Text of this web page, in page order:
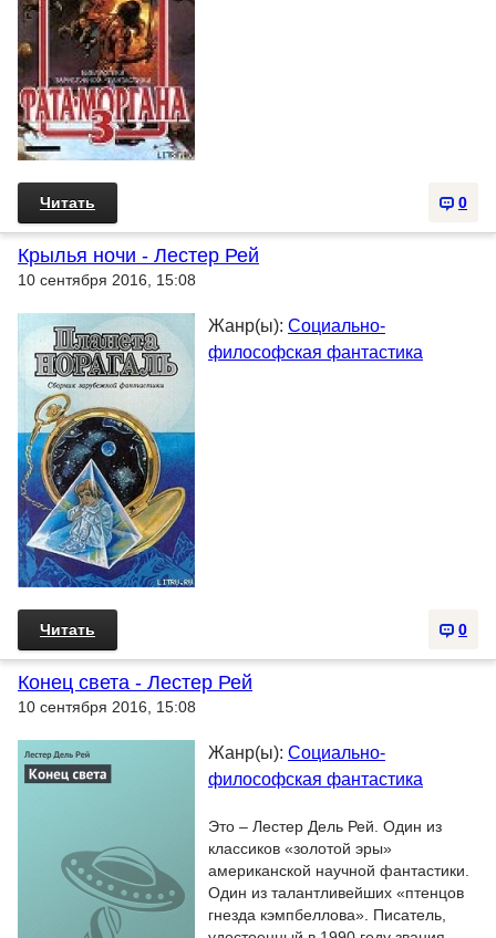
0
Читать
Крылья ночи - Лестер Рей
10 сентября 2016, 15:08
Жанр(ы): Социально-
философская фантастика
0
Читать
Конец света - Лестер Рей
10 сентября 2016, 15:08
Жанр(ы): Социально-
философская фантастика
Это – Лестер Дель Рей. Один из
классиков «золотой эры»
американской научной фантастики.
Один из талантливейших «птенцов
гнезда кэмпбеллова». Писатель,